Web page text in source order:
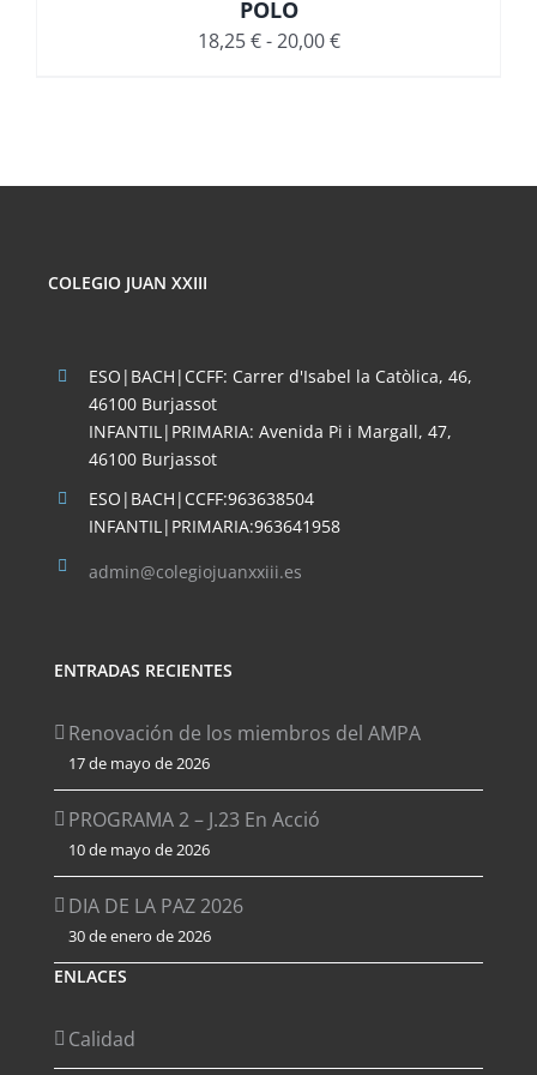
POLO
18,25€ - 20,00€Rango
COLEGIO JUAN XXIII
ESO|BACH|CCFF: Carrer d'Isabel la Catòlica, 46,
46100 Burjassot
INFANTIL|PRIMARIA: Avenida Pi i Margall, 47,
46100 Burjassot
ESO|BACH|CCFF:963638504
INFANTIL|PRIMARIA:963641958
admin@colegiojuanxxiii.es
ENTRADAS RECIENTES
Renovación de los miembros del AMPA
17 de mayo de 2026
PROGRAMA 2 – J.23 En Acció
10 de mayo de 2026
DIA DE LA PAZ 2026
30 de enero de 2026
ENLACES
Calidad